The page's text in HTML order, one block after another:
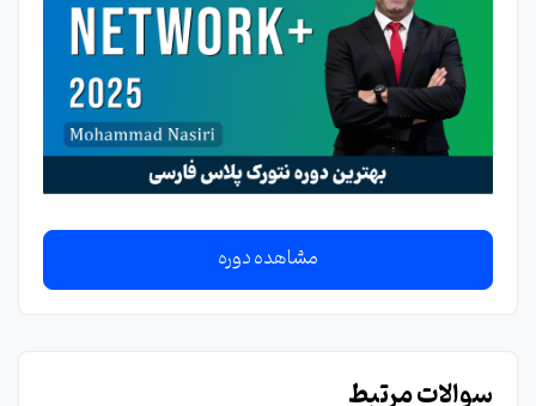
مشاهده دوره
سوالات مرتبط